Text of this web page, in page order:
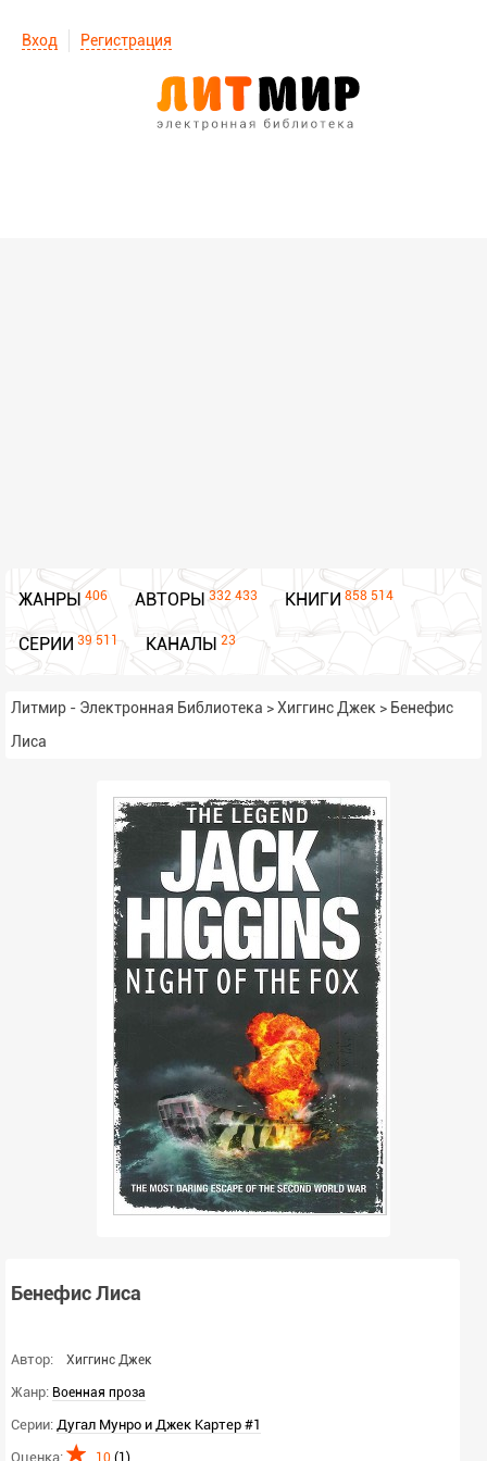
Вход Регистрация
ЖАНРЫ 406 АВТОРЫ 332 433 КНИГИ 858 514
СЕРИИ 39 511 КАНАЛЫ 23
Литмир - Электронная Библиотека >Хиггинс Джек > Бенефис
Лиса
Бенефис Лиса
Автор: Хиггинс Джек
Жанр: Военная проза
Серии: Дугал Мунро и Джек Картер #1
Оценка:
10 (1 )